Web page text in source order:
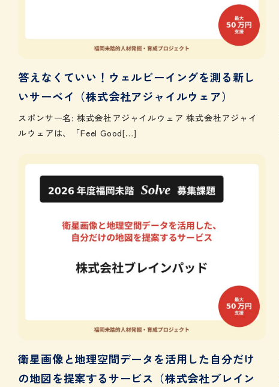
答えなくていい！ウェルビーイングを測る新し
いサーベイ（株式会社アジャイルウェア）
スポンサー名: 株式会社アジャイルウェア 株式会社アジャイ
ルウェアは、「Feel Good[…]
衛星画像と地理空間データを活用した自分だけ
の地図を提案するサービス（株式会社ブレイン